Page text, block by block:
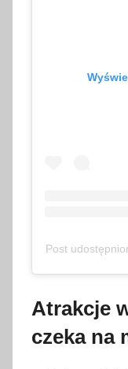
Post
Atrakcje
czeka na